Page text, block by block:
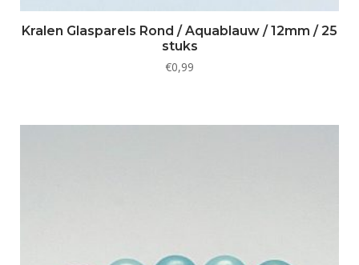
Kralen Glasparels Rond / Aquablauw / 12mm / 25
stuks
€0,99